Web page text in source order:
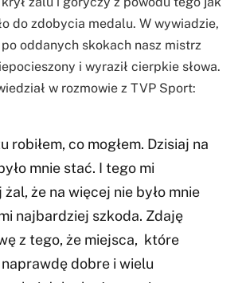
do zdobycia medalu. W wywiadzie,
oddanych skokach nasz mistrz
i wyraził cierpkie słowa.
w rozmowie z TVP Sport:
robiłem, co mogłem. Dzisiaj na
mnie stać. I tego mi
że na więcej nie było mnie
najbardziej szkoda. Zdaję
z tego, że miejsca, które
dobre i wielu